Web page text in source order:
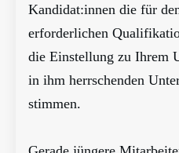
Kandidat:innen die für
erforderlichen
die Einstellung zu Ihrem
in ihm herrschenden
stimmen.